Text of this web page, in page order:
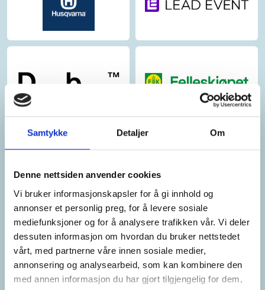
Samtykke Detaljer Om
Denne nettsiden anvender cookies
Vi bruker informasjonskapsler for å gi innhold og
annonser et personlig preg, for å levere sosiale
mediefunksjoner og for å analysere trafikken vår. Vi deler
dessuten informasjon om hvordan du bruker nettstedet
vårt, med partnerne våre innen sosiale medier,
annonsering og analysearbeid, som kan kombinere den
med annen informasjon du har gjort tilgjengelig for dem,